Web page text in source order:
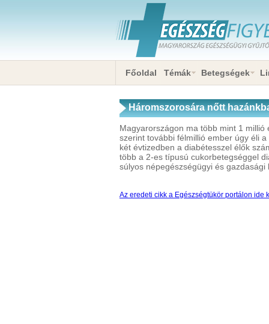
Főoldal Témák Betegségek
Háromszorosára nőtt
Magyarországon ma több mint 1
szerint további félmillió ember úgy éli
két évtizedben a diabétesszel élők
több a 2-es típusú cukorbetegséggel
súlyos népegészségügyi és gazdasági
Az eredeti cikk a Egészségtükör portálon ide